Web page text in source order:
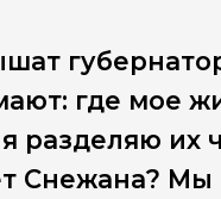
где мое
разделяю их
Снежана? Мы